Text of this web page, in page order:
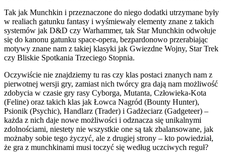
Tak jak Munchkin i przeznaczone do niego dodatki utrzymane były
w realiach gatunku fantasy i wyśmiewały elementy znane z takich
systemów jak D&D czy Warhammer, tak Star Munchkin odwołuje
się do kanonu gatunku space-opera, bezpardonowo przerabiając
motywy znane nam z takiej klasyki jak Gwiezdne Wojny, Star Trek
czy Bliskie Spotkania Trzeciego Stopnia.
Oczywiście nie znajdziemy tu ras czy klas postaci znanych nam z
pierwotnej wersji gry, zamiast nich twórcy gra dają nam możliwość
zdobycia w czasie gry rasy Cyborga, Mutanta, Człowieka-Kota
(Feline) oraz takich klas jak Łowca Nagród (Bounty Hunter),
Psionik (Psychic), Handlarz (Trader) i Gadżeciarz (Gadgeteer) –
każda z nich daje nowe możliwości i odznacza się unikalnymi
zdolnościami, niestety nie wszystkie one są tak zbalansowane, jak
możnaby sobie tego życzyć, ale z drugiej strony – kto powiedział,
że gra z munchkinami musi toczyć się według uczciwych reguł?